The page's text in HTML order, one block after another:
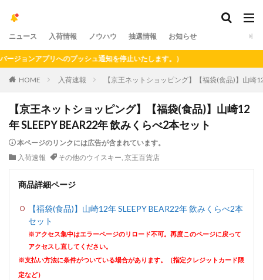
ニュース 入荷情報 ノウハウ 抽選情報 お知らせ
ンアプリへのプッシュ通知を停止いたします。）
HOME 入荷速報 【京王ネットショッピング】【福袋(食品)】山崎
【京王ネットショッピング】【福袋(食品)】山崎12
年 SLEEPY BEAR22年 飲みくらべ2本セット
本ページのリンクには広告が含まれています。
入荷速報
その他のウイスキー, 京王百貨店
商品詳細ページ
【福袋(食品)】山崎12年 SLEEPY BEAR22年 飲みくらべ2本
セット
※アクセス集中はエラーページのリロード不可。再度このページに戻って
アクセスし直してください。
※支払い方法に条件がついている場合があります。（指定クレジットカード限
定など）